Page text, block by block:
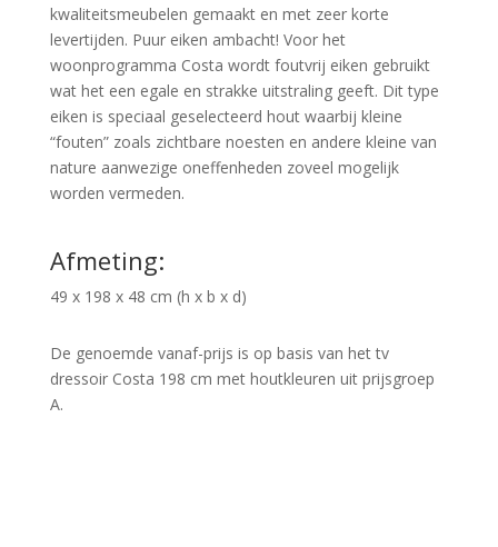
kwaliteitsmeubelen gemaakt en met zeer korte
levertijden. Puur eiken ambacht! Voor het
woonprogramma Costa wordt foutvrij eiken gebruikt
wat het een egale en strakke uitstraling geeft. Dit type
eiken is speciaal geselecteerd hout waarbij kleine
“fouten” zoals zichtbare noesten en andere kleine van
nature aanwezige oneffenheden zoveel mogelijk
worden vermeden.
Afmeting:
49 x 198 x 48 cm (h x b x d)
De genoemde vanaf-prijs is op basis van het tv
dressoir Costa 198 cm met houtkleuren uit prijsgroep
A.